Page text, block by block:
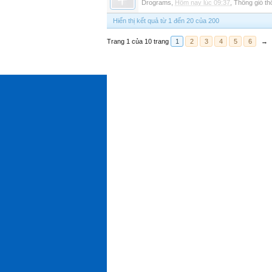
Drograms Hôm nay lúc 09:37 Thông gió
Hiển thị kết quả từ 1 đến 20 của 200
Trang 1 của 10 trang 1 2 3 4 5 6 →